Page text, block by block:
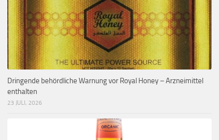
Dringende behördliche Warnung vor Royal Honey – Arzneimittel
enthalten
23 JULI, 2026